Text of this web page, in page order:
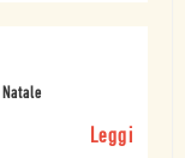
Leggi